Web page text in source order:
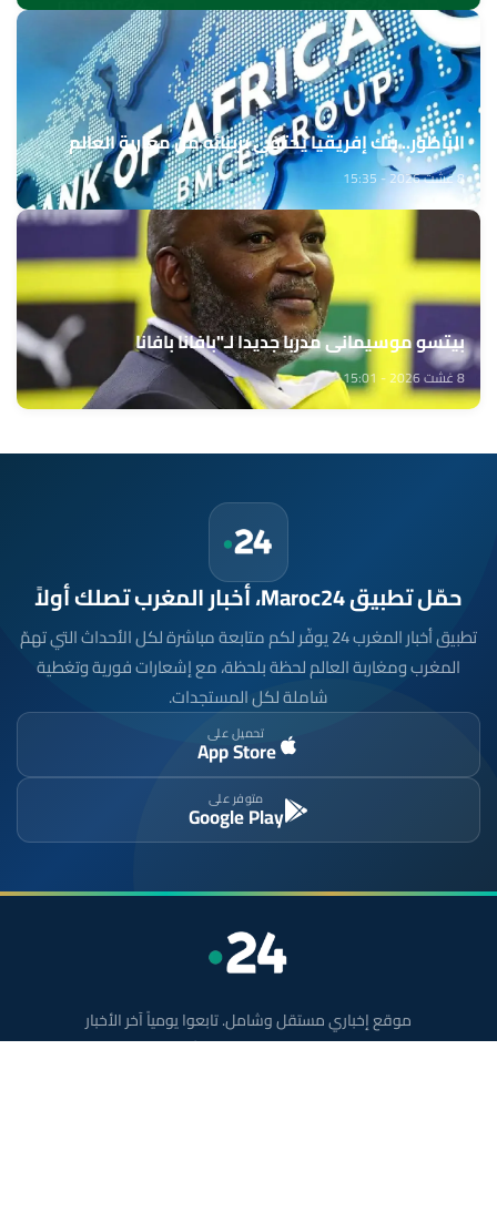
الناظور.. بنك إفريقيا يحتفي بزبنائه من مغاربة العالم
8 غشت 2026 - 15:35
بيتسو موسيماني مدربا جديدا لـ"بافانا بافانا
8 غشت 2026 - 15:01
حمّل تطبيق Maroc24، أخبار المغرب تصلك أولاً
تطبيق أخبار المغرب 24 يوفّر لكم متابعة مباشرة لكل الأحداث التي تهمّ
المغرب ومغاربة العالم لحظة بلحظة، مع إشعارات فورية وتغطية
شاملة لكل المستجدات.
تحميل على
App Store
متوفر على
Google Play
موقع إخباري مستقل وشامل. تابعوا يومياً آخر الأخبار
السياسية والاقتصادية والرياضية والثقافية من المغرب.